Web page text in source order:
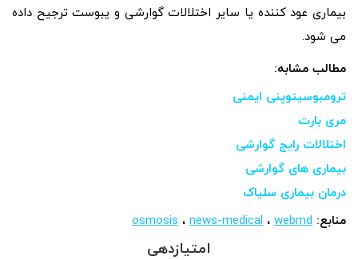
بیماری عود کننده یا سایر اختلالات گوارشی و یبوست ترجیح داده
می شود.
مطالب مشابه:
ترومبوسیتوپنی ایمنی
مری بارت
اختلالات رایج گوارشی
بیماری های گوارشی
درمان بیماری سلیاک
منابع:
osmosis ، news-medical ، webmd
امتیازدهی